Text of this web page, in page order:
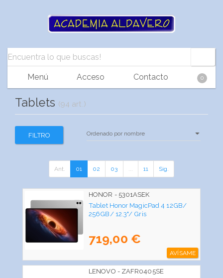
Menú Acceso Contacto 0
Tablets (94 art.)
FILTRO
Ant. 01 02 03 11 Sig.
HONOR - 5301ASEK
Tablet Honor MagicPad 4 12GB/
256GB/ 12.3"/ Gris
719,00 €
AVÍSAME
LENOVO - ZAFR0405SE